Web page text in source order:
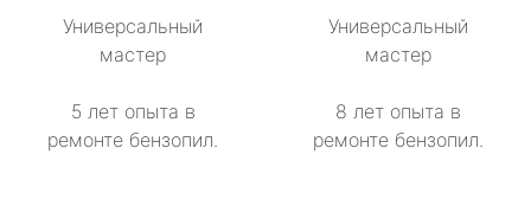
Универсальный
мастер
5 лет опыта в
ремонте бензопил.
Универсальный
мастер
8 лет опыта в
ремонте бензопил.